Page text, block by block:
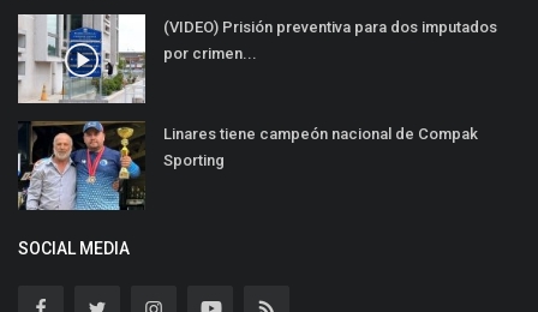
(VIDEO) Prisión preventiva para dos imputados
por crimen...
Linares tiene campeón nacional de Compak
Sporting
SOCIAL MEDIA